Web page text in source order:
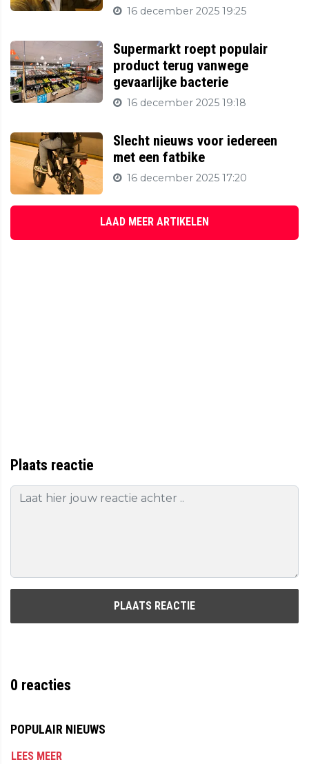
16 december 2025 19:25
Supermarkt roept populair
product terug vanwege
gevaarlijke bacterie
16 december 2025 19:18
Slecht nieuws voor iedereen
met een fatbike
16 december 2025 17:20
LAAD MEER ARTIKELEN
Plaats reactie
PLAATS REACTIE
0 reacties
POPULAIR NIEUWS
LEES MEER